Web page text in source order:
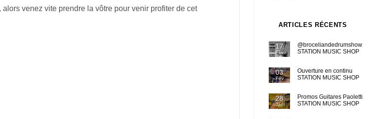
venez vite prendre la vôtre pour venir profiter de cet
ARTICLES RÉCENTS
17
Fév
@broceliandedrumshow
STATION MUSIC SHOP
03
Fév
Ouverture en continu
STATION MUSIC SHOP
28
Jan
Promos Guitares Paoletti
STATION MUSIC SHOP